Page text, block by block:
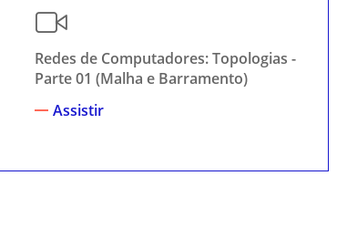
Redes de Computadores: Topologias -
Parte 01 (Malha e Barramento)
Assistir